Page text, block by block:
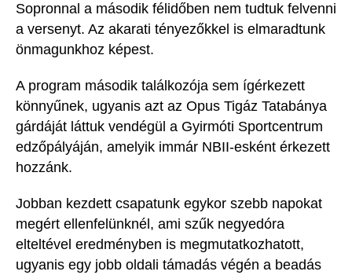
Sopronnal a második félidőben nem tudtuk felvenni
a versenyt. Az akarati tényezőkkel is elmaradtunk
önmagunkhoz képest.
A program második találkozója sem ígérkezett
könnyűnek, ugyanis azt az Opus Tigáz Tatabánya
gárdáját láttuk vendégül a Gyirmóti Sportcentrum
edzőpályáján, amelyik immár NBII-esként érkezett
hozzánk.
Jobban kezdett csapatunk egykor szebb napokat
megért ellenfelünknél, ami szűk negyedóra
elteltével eredményben is megmutatkozhatott,
ugyanis egy jobb oldali támadás végén a beadás